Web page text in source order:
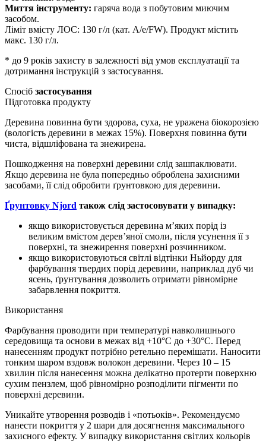
Миття інструменту: гаряча вода з побутовим миючим
засобом.
Ліміт вмісту ЛОС: 130 г/л (кат. A/e/FW). Продукт містить
макс. 130 г/л.
* до 9 років захисту в залежності від умов експлуатації та
дотримання інструкцій з застосування.
Спосіб застосування
Підготовка продукту
Деревина повинна бути здорова, суха, не уражена біокорозією
(вологість деревини в межах 15%). Поверхня повинна бути
чиста, відшліфована та знежирена.
Пошкодження на поверхні деревини слід зашпаклювати.
Якщо деревина не була попередньо оброблена захисними
засобами, її слід обробити ґрунтовкою для деревини.
Ґрунтовку Njord також слід застосовувати у випадку:
якщо використовується деревина м’яких порід із
великим вмістом дерев’яної смоли, після усунення її з
поверхні, та знежирення поверхні розчинником.
якщо використовуються світлі відтінки Ньйорду для
фарбування твердих порід деревини, наприклад дуб чи
ясень, ґрунтування дозволить отримати рівномірне
забарвлення покриття.
Використання
Фарбування проводити при температурі навколишнього
середовища та основи в межах від +10°С до +30°С. Перед
нанесенням продукт потрібно ретельно перемішати. Наносити
тонким шаром вздовж волокон деревини. Через 10 – 15
хвилин після нанесення можна делікатно протерти поверхню
сухим пензлем, щоб рівномірно розподілити пігменти по
поверхні деревини.
Уникайте утворення розводів і «потьоків». Рекомендуємо
нанести покриття у 2 шари для досягнення максимального
захисного ефекту. У випадку використання світлих кольорів